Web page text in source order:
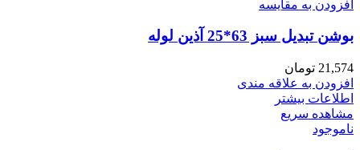
افزودن به مقایسه
بوشن تبدیل سبز 63*25 آذین لوله
21,574 تومان
افزودن به علاقه مندی
اطلاعات بیشتر
مشاهده سریع
ناموجود